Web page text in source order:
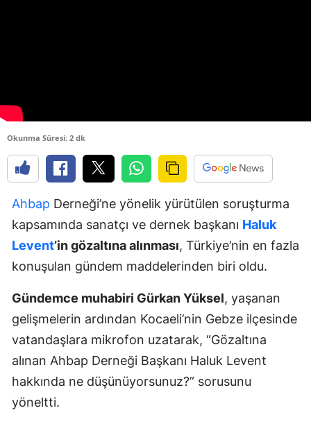
Okunma Süresi: 2 dk
Ahbap Derneği’ne yönelik yürütülen soruşturma
kapsamında sanatçı ve dernek başkanı Haluk
Levent’in gözaltına alınması, Türkiye’nin en fazla
konuşulan gündem maddelerinden biri oldu.
Gündemce muhabiri Gürkan Yüksel, yaşanan
gelişmelerin ardından Kocaeli’nin Gebze ilçesinde
vatandaşlara mikrofon uzatarak, “Gözaltına
alınan Ahbap Derneği Başkanı Haluk Levent
hakkında ne düşünüyorsunuz?” sorusunu
yöneltti.